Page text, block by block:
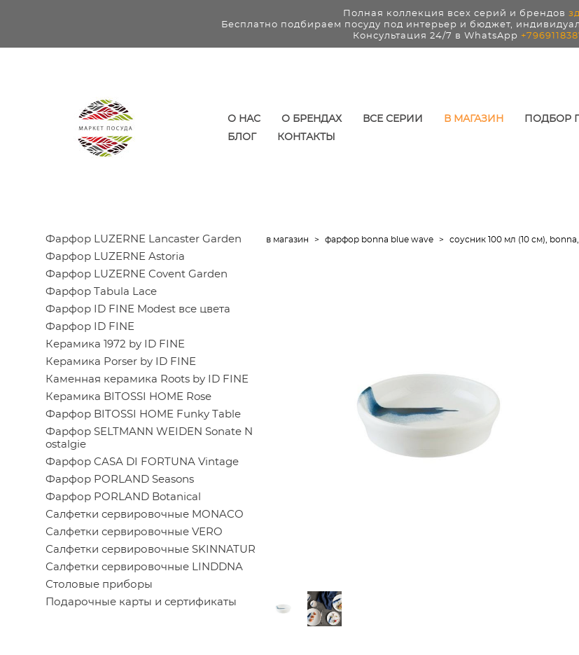
Полная коллекция всех серий и брендов
Бесплатно подбираем посуду под интерьер и бюджет,
Консультация 24/7 в WhatsApp
О НАС О БРЕНДАХ ВСЕ СЕРИИ В МАГАЗИН ПОДБОР
БЛОГ
КОНТАКТЫ
Фарфор LUZERNE Lancaster Garden
Фарфор LUZERNE Astoria
Фарфор LUZERNE Covent Garden
Фарфор Tabula Lace
Фарфор ID FINE Modest все цвета
Фарфор ID FINE
Керамика 1972 by ID FINE
Керамика Porser by ID FINE
Каменная керамика Roots by ID FINE
Керамика BITOSSI HOME Rose
Фарфор BITOSSI HOME Funky Table
Фарфор SELTMANN WEIDEN Sonate N
ostalgie
Фарфор CASA DI FORTUNA Vintage
Фарфор PORLAND Seasons
Фарфор PORLAND Botanical
Салфетки сервировочные MONACO
Салфетки сервировочные VERO
Салфетки сервировочные SKINNATUR
Салфетки сервировочные LINDDNA
Столовые приборы
Подарочные карты и сертификаты
в магазин > фарфор bonna blue wave > соусник 100 мл (10 см),